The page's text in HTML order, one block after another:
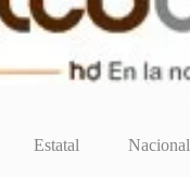
Estatal Nacional